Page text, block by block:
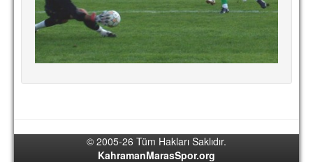
MİSYON
HAKKIMIZDA
REKLAM YAYINI
© 2005-26 Tüm Hakları Saklıdır.
KahramanMarasSpor.org